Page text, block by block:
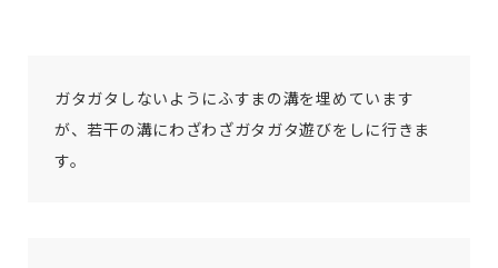
ガタガタしないようにふすまの溝を埋めています
が、若干の溝にわざわざガタガタ遊びをしに行きま
す。